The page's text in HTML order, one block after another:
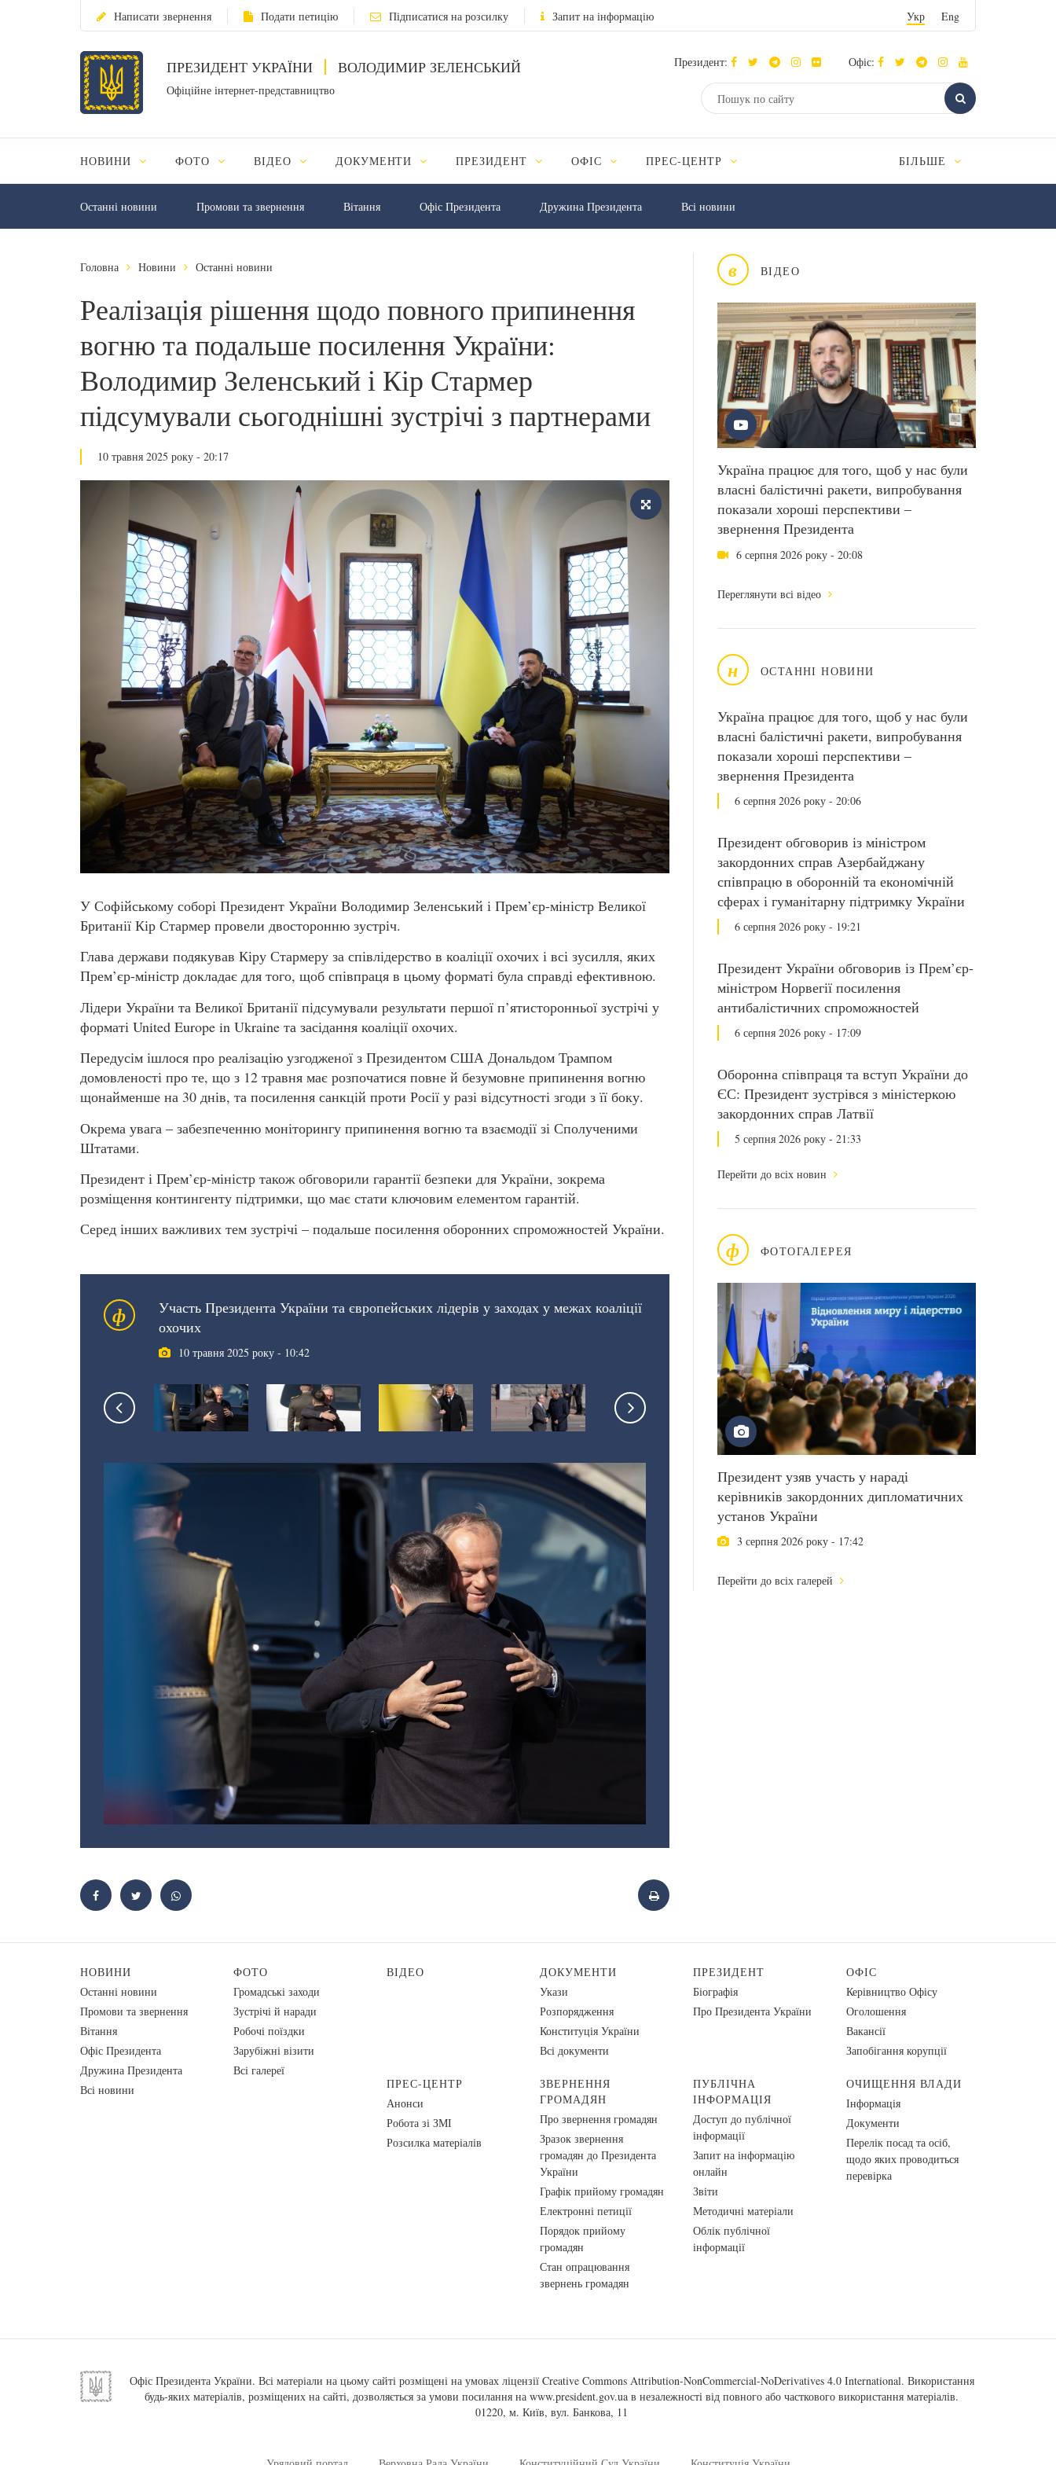
Написати звернення Подати петицію Підписатися на розсилку Запит на інформацію Укр Eng
ПРЕЗИДЕНТ УКРАЇНИ ВОЛОДИМИР ЗЕЛЕНСЬКИЙ
Офіційне інтернет-представництво
Президент: Офіс:
НОВИНИ ФОТО ВІДЕО ДОКУМЕНТИ ПРЕЗИДЕНТ ОФІС ПРЕС-ЦЕНТР БІЛЬШЕ
Останні новини Промови та звернення Вiтання Офіс Президента Дружина Президента Всі новини
в ВІДЕО
Україна працює для того, щоб у нас були
власні балістичні ракети, випробування
показали хороші перспективи –
звернення Президента
6 серпня 2026 року - 20:08
Переглянути всі відео
н ОСТАННІ НОВИНИ
Україна працює для того, щоб у нас були
власні балістичні ракети, випробування
показали хороші перспективи –
звернення Президента
6 серпня 2026 року - 20:06
Президент обговорив із міністром
закордонних справ Азербайджану
співпрацю в оборонній та економічній
сферах і гуманітарну підтримку України
6 серпня 2026 року - 19:21
Президент України обговорив із Прем’єр-
міністром Норвегії посилення
антибалістичних спроможностей
6 серпня 2026 року - 17:09
Оборонна співпраця та вступ України до
ЄС: Президент зустрівся з міністеркою
закордонних справ Латвії
5 серпня 2026 року - 21:33
Перейти до всіх новин
ф ФОТОГАЛЕРЕЯ
Президент узяв участь у нараді
керівників закордонних дипломатичних
установ України
3 серпня 2026 року - 17:42
Перейти до всіх галерей
Головна Новини Останні новини
Реалізація рішення щодо повного припинення
вогню та подальше посилення України:
Володимир Зеленський і Кір Стармер
підсумували сьогоднішні зустрічі з партнерами
10 травня 2025 року - 20:17
У Софійському соборі Президент України Володимир Зеленський і Прем’єр-міністр Великої
Британії Кір Стармер провели двосторонню зустріч.
Глава держави подякував Кіру Стармеру за співлідерство в коаліції охочих і всі зусилля, яких
Прем’єр-міністр докладає для того, щоб співпраця в цьому форматі була справді ефективною.
Лідери України та Великої Британії підсумували результати першої п’ятисторонньої зустрічі у
форматі United Europe in Ukraine та засідання коаліції охочих.
Передусім ішлося про реалізацію узгодженої з Президентом США Дональдом Трампом
домовленості про те, що з 12 травня має розпочатися повне й безумовне припинення вогню
щонайменше на 30 днів, та посилення санкцій проти Росії у разі відсутності згоди з її боку.
Окрема увага – забезпеченню моніторингу припинення вогню та взаємодії зі Сполученими
Штатами.
Президент і Прем’єр-міністр також обговорили гарантії безпеки для України, зокрема
розміщення контингенту підтримки, що має стати ключовим елементом гарантій.
Серед інших важливих тем зустрічі – подальше посилення оборонних спроможностей України.
ф
Участь Президента України та європейських лідерів у заходах у межах коаліції
охочих
10 травня 2025 року - 10:42
НОВИНИ
Останні новини
Промови та звернення
Вiтання
Офіс Президента
Дружина Президента
Всі новини
ФОТО
Громадські заходи
Зустрічі й наради
Робочі поїздки
Зарубіжні візити
Всі галереї
ВІДЕО
ДОКУМЕНТИ
Укази
Розпорядження
Конституція України
Всі документи
ПРЕЗИДЕНТ
Біографія
Про Президента України
ОФІС
Керівництво Офісу
Оголошення
Вакансії
Запобігання корупції
ПРЕС-ЦЕНТР
Анонси
Робота зі ЗМІ
Розсилка матеріалів
ЗВЕРНЕННЯ
ГРОМАДЯН
Про звернення громадян
Зразок звернення
громадян до Президента
України
Графік прийому громадян
Електронні петиції
Порядок прийому
громадян
Стан опрацювання
звернень громадян
ПУБЛІЧНА
ІНФОРМАЦІЯ
Доступ до публічної
інформації
Запит на інформацію
онлайн
Звіти
Методичні матеріали
Облік публічної
інформації
ОЧИЩЕННЯ ВЛАДИ
Інформація
Документи
Перелік посад та осіб,
щодо яких проводиться
перевірка
Офіс Президента України. Всі матеріали на цьому сайті розміщені на умовах ліцензії Creative Commons Attribution-NonCommercial-NoDerivatives 4.0 International. Використання
будь-яких матеріалів, розміщених на сайті, дозволяється за умови посилання на www.president.gov.ua в незалежності від повного або часткового використання матеріалів.
01220, м. Київ, вул. Банкова, 11